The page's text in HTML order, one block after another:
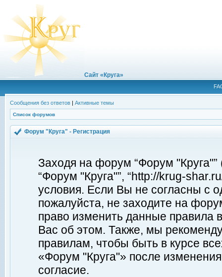
Сайт «Круга»
Сообщения без ответов | Активные темы
Список форумов
Форум "Круга" - Регистрация
Заходя на форум “Форум
“Форум "Круга"”, “http://krug-
условия. Если Вы не согласны с
пожалуйста, не заходите на
право изменить данные правила
Вас об этом. Также, мы
правилам, чтобы быть в курсе
«Форум "Круга"» после
согласие.